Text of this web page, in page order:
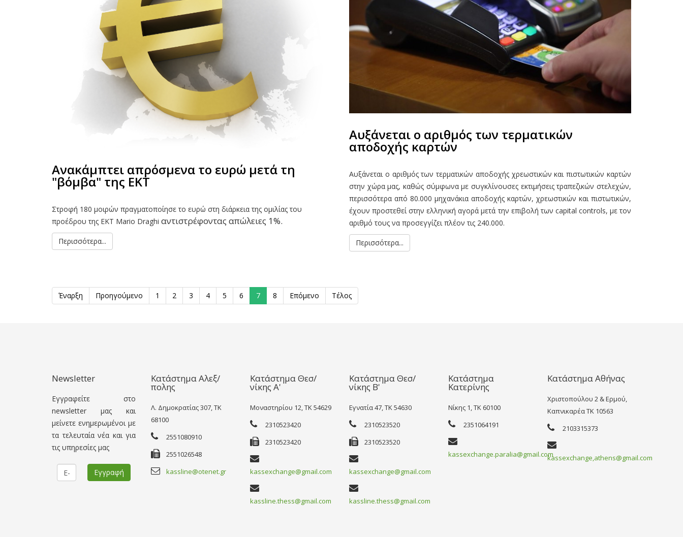
Ανακάμπτει απρόσμενα το ευρώ μετά τη
"βόμβα" της ΕΚΤ
Στροφή 180 μοιρών πραγματοποίησε το ευρώ στη διάρκεια της ομιλίας του
προέδρου της EKT Mario Draghi αντιστρέφοντας απώλειες 1%.
Περισσότερα...
Αυξάνεται ο αριθμός των τερματικών
αποδοχής καρτών
Αυξάνεται ο αριθμός των τερματικών αποδοχής χρεωστικών και πιστωτικών καρτών
στην χώρα μας, καθώς σύμφωνα με συγκλίνουσες εκτιμήσεις τραπεζικών στελεχών,
περισσότερα από 80.000 μηχανάκια αποδοχής καρτών, χρεωστικών και πιστωτικών,
έχουν προστεθεί στην ελληνική αγορά μετά την επιβολή των capital controls, με τον
αριθμό τους να προσεγγίζει πλέον τις 240.000.
Περισσότερα...
Έναρξη Προηγούμενο 1 2 3 4 5 6 7 8 Επόμενο Τέλος
Newsletter
Εγγραφείτε στο
newsletter μας και
μείνετε ενημερωμένοι με
τα τελευταία νέα και για
τις υπηρεσίες μας
Κατάστημα Αλεξ/
πολης
Λ. Δημοκρατίας 307, TK
68100
2551080910
2551026548
kassline@otenet.gr
Κατάστημα Θεσ/
νίκης Α'
Μοναστηρίου 12, TK 54629
2310523420
2310523420
kassexchange@gmail.com
kassline.thess@gmail.com
Κατάστημα Θεσ/
νίκης Β'
Εγνατία 47, TK 54630
2310523520
2310523520
kassexchange@gmail.com
kassline.thess@gmail.com
Κατάστημα
Κατερίνης
Νίκης 1, TK 60100
2351064191
kassexchange.paralia@gmail.com
Κατάστημα Αθήνας
Χριστοπούλου 2 & Ερμού,
Καπνικαρέα TK 10563
2103315373
kassexchange,athens@gmail.com